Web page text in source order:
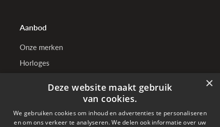
Aanbod
Onze merken
Horloges
TenSen Juweliers
×
Deze website maakt gebruik
van cookies.
We gebruiken cookies om inhoud en advertenties te personaliseren
en om ons verkeer te analyseren. We delen ook informatie over uw